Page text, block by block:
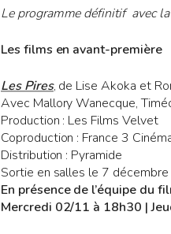
Le programme définitif avec
Les films en avant-première
Les Pires, de Lise Akoka et
Avec Mallory Wanecque,
Production : Les Films Velvet
Coproduction : France 3
Distribution : Pyramide
Sortie en salles le 7
En présence de l’équipe du
Mercredi 02/11 à 18h30 |